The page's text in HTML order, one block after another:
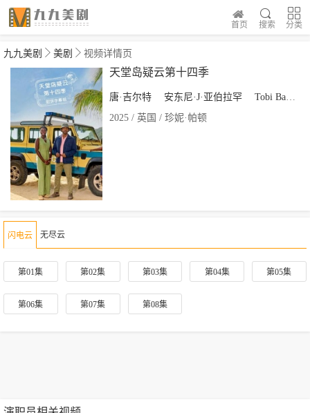
分类
搜索
首页
九九美剧 美剧 视频详情页
天堂岛疑云第十四季
唐·吉尔特 安东尼·J·亚伯拉罕
Tobi Bakare
2025 / 英国 / 珍妮·帕顿
闪电云 无尽云
第01集 第02集 第03集 第04集 第05集
第06集 第07集 第08集